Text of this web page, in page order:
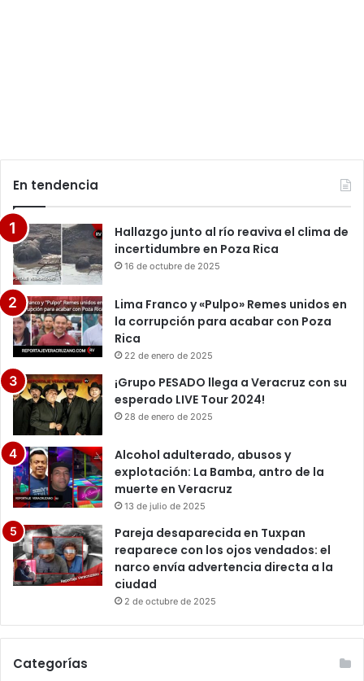
En tendencia
Hallazgo junto al río reaviva el clima de
incertidumbre en Poza Rica
16 de octubre de 2025
Lima Franco y «Pulpo» Remes unidos en
la corrupción para acabar con Poza
Rica
22 de enero de 2025
¡Grupo PESADO llega a Veracruz con su
esperado LIVE Tour 2024!
28 de enero de 2025
Alcohol adulterado, abusos y
explotación: La Bamba, antro de la
muerte en Veracruz
13 de julio de 2025
Pareja desaparecida en Tuxpan
reaparece con los ojos vendados: el
narco envía advertencia directa a la
ciudad
2 de octubre de 2025
Categorías